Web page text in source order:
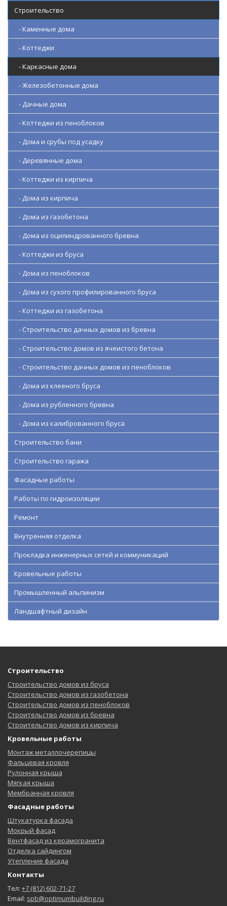
Строительство
- Каменные дома
- Коттеджи
- Каркасные дома
- Железобетонные дома
- Дачные дома
- Коттеджи из пеноблоков
- Дома и срубы под усадку
- Деревянные дома
- Коттеджи из кирпича
- Дома из кирпича
- Дома из газобетона
- Дома из оцилиндрованного бревна
- Коттеджи из бруса
- Дома из пеноблоков
- Дома из сухого профилированного бруса
- Коттеджи из газобетона
- Строительство дачных домов из бревна
- Строительство домов из ячеистого бетона
- Строительство дачных домов из пеноблоков
- Дома из клееного бруса
- Дома из рубленного бревна
- Дома из калиброванного бруса
Строительство бани
Строительство гаража
Фасадные работы
Работы по гидроизоляции
Ремонт
Внутренняя отделка
Прокладка инженерных сетей и коммуникаций
Кровельные работы
Промышленный альпинизм
Ландшафтный дизайн
Строительство
Строительство домов из бруса
Строительство домов из газобетона
Строительство домов из пеноблоков
Строительство домов из бревна
Строительство домов из кирпича
Кровельные работы
Монтаж металлочерепицы
Фальцевая кровля
Рулонная крыша
Мягкая крыша
Мембранная кровля
Фасадные работы
Штукатурка фасада
Мокрый фасад
Вентфасад из керамогранита
Отделка сайдингом
Утепление фасада
Контакты
Тел: +7 (812) 602-71-27
Email: spb@optimumbuilding.ru